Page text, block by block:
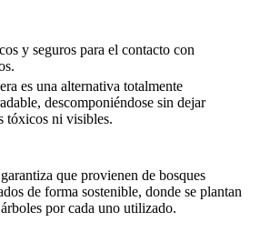
y seguros para el contacto con
es una alternativa totalmente
descomponiéndose sin dejar
tóxicos ni visibles.
que provienen de bosques
de forma sostenible, donde se plantan
por cada uno utilizado.